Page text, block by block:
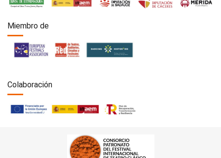
Miembro de
Colaboración